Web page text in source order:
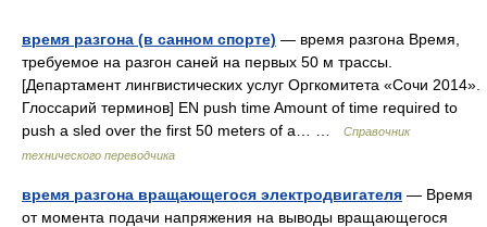
время разгона (в санном спорте) — время разгона Время,
требуемое на разгон саней на первых 50 м трассы.
[Департамент лингвистических услуг Оргкомитета «Сочи 2014».
Глоссарий терминов] EN push time Amount of time required to
push a sled over the first 50 meters of a… …
Справочник
технического переводчика
время разгона вращающегося электродвигателя — Время
от момента подачи напряжения на выводы вращающегося